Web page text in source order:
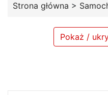
Strona główna >
Pokaż /